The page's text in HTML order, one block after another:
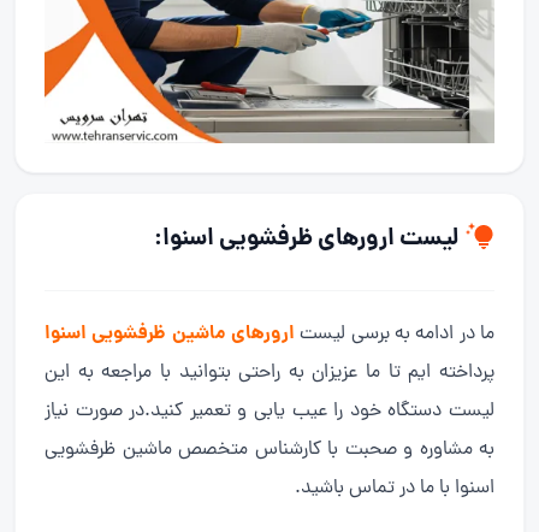
لیست ارورهای ظرفشویی اسنوا:
ما در ادامه به برسی لیست ارورهای ماشین ظرفشویی اسنوا
پرداخته ایم تا ما عزیزان به راحتی بتوانید با مراجعه به این
لیست دستگاه خود را عیب یابی و تعمیر کنید.در صورت نیاز
به مشاوره و صحبت با کارشناس متخصص ماشین ظرفشویی
اسنوا با ما در تماس باشید.